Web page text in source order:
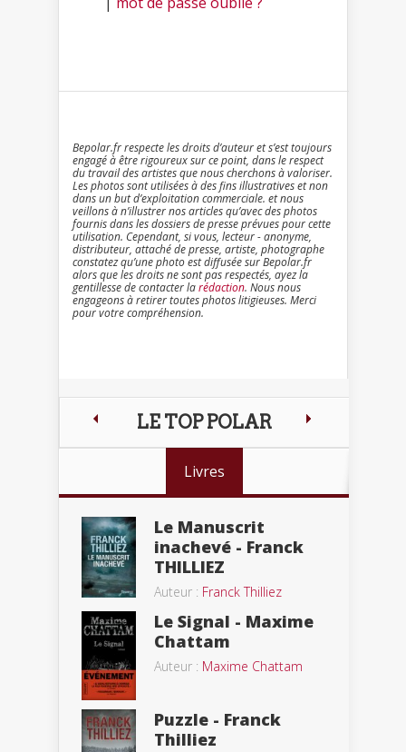
Bepolar.fr respecte les droits d’auteur et s’est toujours
engagé à être rigoureux sur ce point, dans le respect
du travail des artistes que nous cherchons à valoriser.
Les photos sont utilisées à des fins illustratives et non
dans un but d’exploitation commerciale. et nous
veillons à n’illustrer nos articles qu’avec des photos
fournis dans les dossiers de presse prévues pour cette
utilisation. Cependant, si vous, lecteur - anonyme,
distributeur, attaché de presse, artiste, photographe
constatez qu’une photo est diffusée sur Bepolar.fr
alors que les droits ne sont pas respectés, ayez la
gentillesse de contacter larédaction. Nous nous
engageons à retirer toutes photos litigieuses. Merci
pour votre compréhension.
LE TOP POLAR
Livres
Le Manuscrit
inachevé - Franck
THILLIEZ
Auteur : Franck Thilliez
Le Signal - Maxime
Chattam
Auteur : Maxime Chattam
Puzzle - Franck
Thilliez